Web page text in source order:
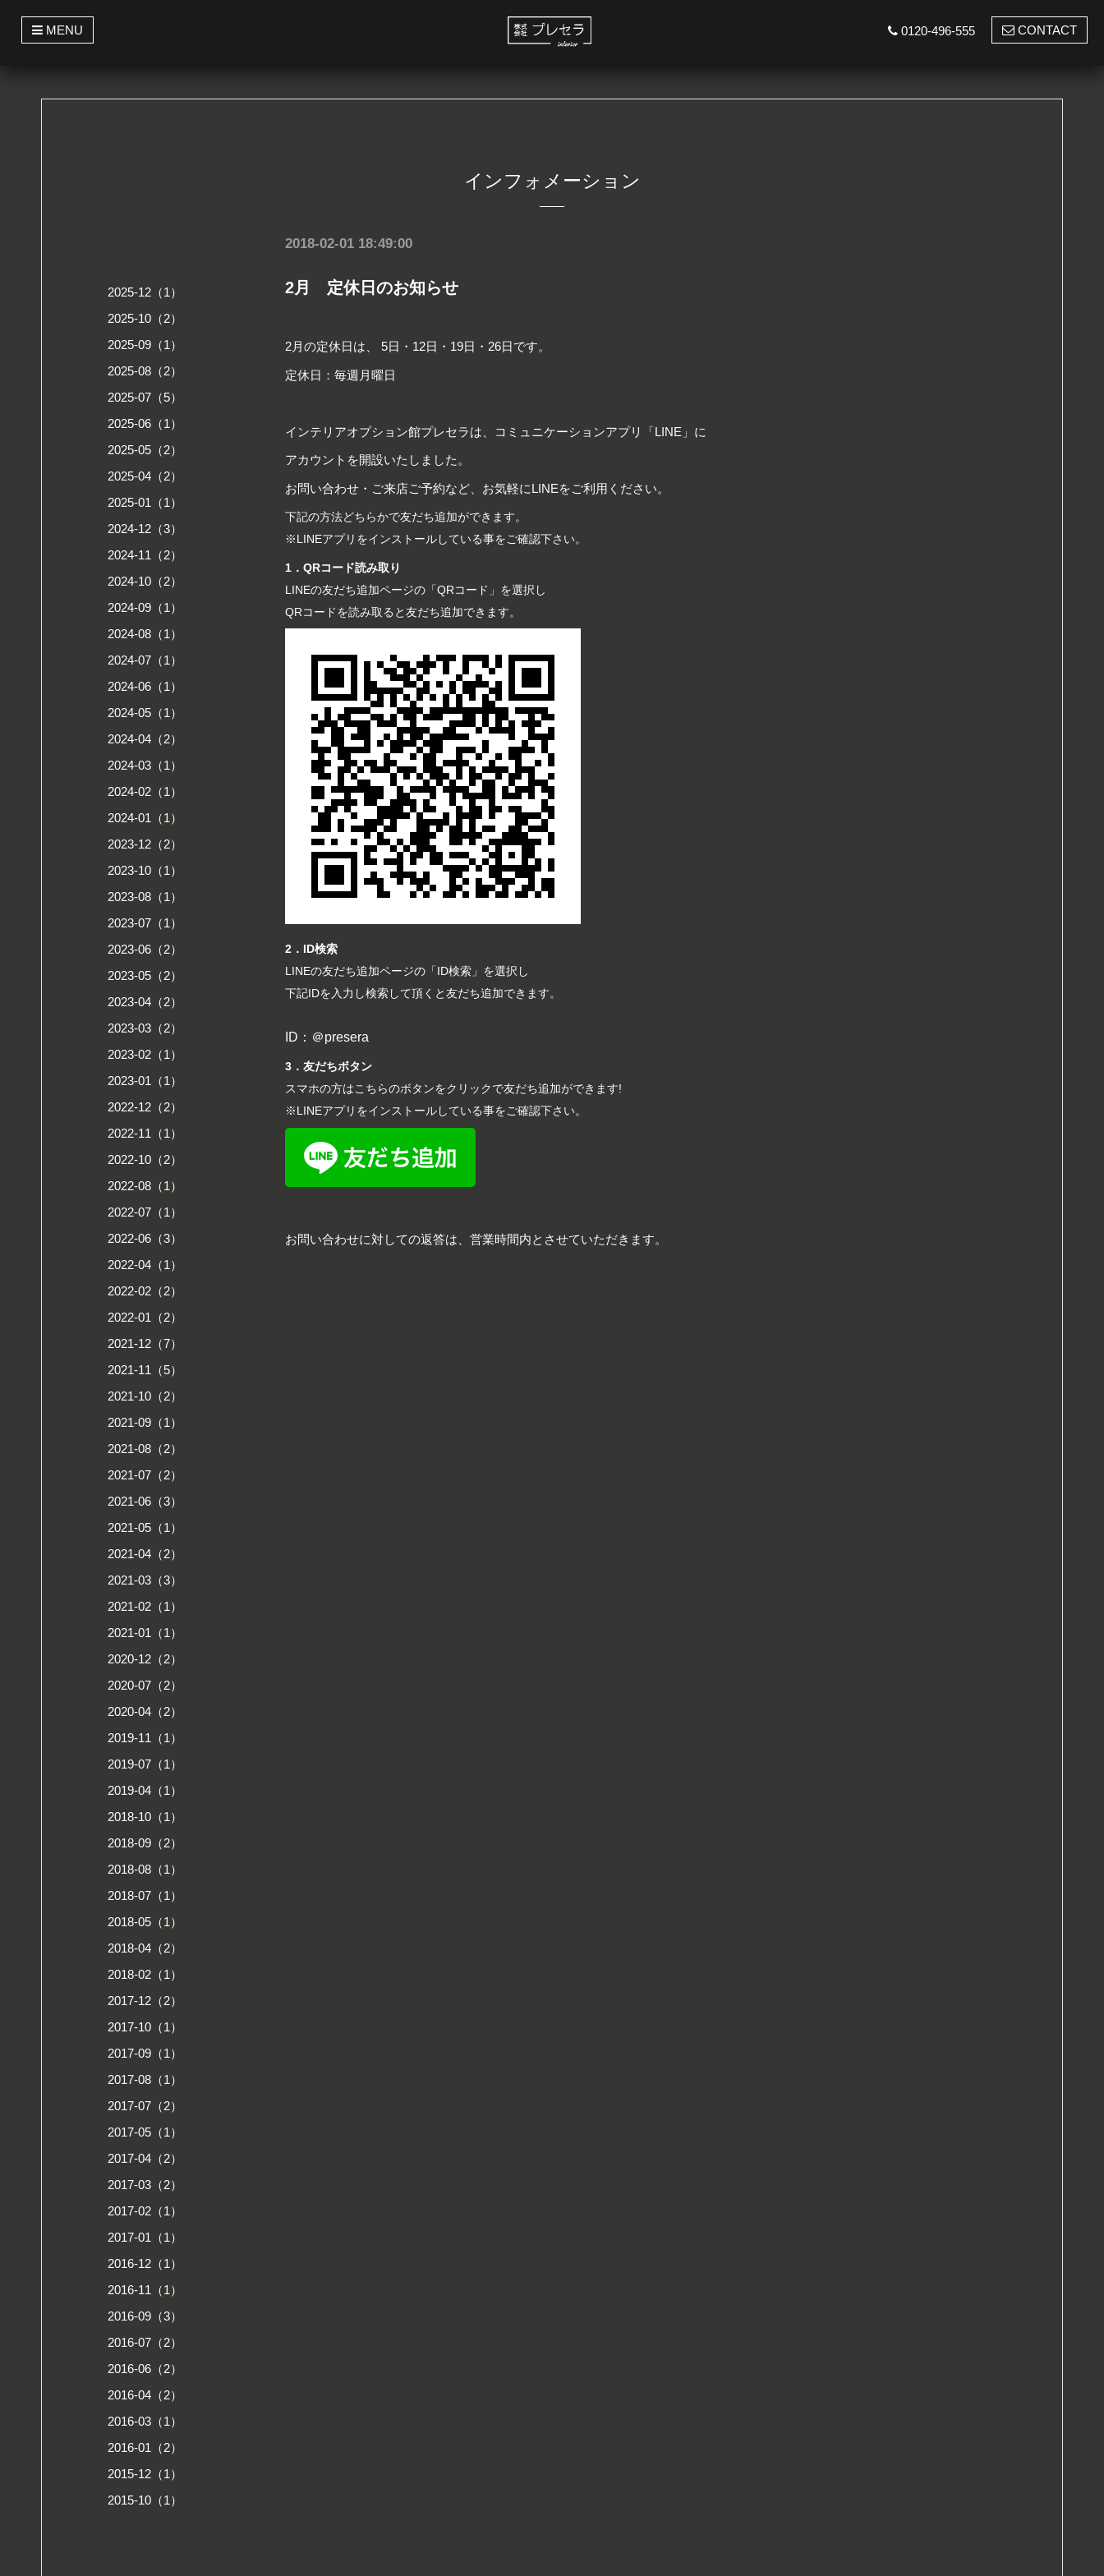
o
MENU 0120-496-555 CONTACT
インフォメーション
2018-02-01 18:49:00
2月 定休日のお知らせ
2月の定休日は、 5日・12日・19日・26日です。
定休日：毎週月曜日
インテリアオプション館プレセラは、コミュニケーションアプリ「LINE」に
アカウントを開設いたしました。
お問い合わせ・ご来店ご予約など、お気軽にLINEをご利用ください。
下記の方法どちらかで友だち追加ができます。
※LINEアプリをインストールしている事をご確認下さい。
1．QRコード読み取り
LINEの友だち追加ページの「QRコード」を選択し
QRコードを読み取ると友だち追加できます。
2．ID検索
LINEの友だち追加ページの「ID検索」を選択し
下記IDを入力し検索して頂くと友だち追加できます。
ID：＠presera
3．友だちボタン
スマホの方はこちらのボタンをクリックで友だち追加ができます!
※LINEアプリをインストールしている事をご確認下さい。
お問い合わせに対しての返答は、営業時間内とさせていただきます。
2025-12（1）
2025-10（2）
2025-09（1）
2025-08（2）
2025-07（5）
2025-06（1）
2025-05（2）
2025-04（2）
2025-01（1）
2024-12（3）
2024-11（2）
2024-10（2）
2024-09（1）
2024-08（1）
2024-07（1）
2024-06（1）
2024-05（1）
2024-04（2）
2024-03（1）
2024-02（1）
2024-01（1）
2023-12（2）
2023-10（1）
2023-08（1）
2023-07（1）
2023-06（2）
2023-05（2）
2023-04（2）
2023-03（2）
2023-02（1）
2023-01（1）
2022-12（2）
2022-11（1）
2022-10（2）
2022-08（1）
2022-07（1）
2022-06（3）
2022-04（1）
2022-02（2）
2022-01（2）
2021-12（7）
2021-11（5）
2021-10（2）
2021-09（1）
2021-08（2）
2021-07（2）
2021-06（3）
2021-05（1）
2021-04（2）
2021-03（3）
2021-02（1）
2021-01（1）
2020-12（2）
2020-07（2）
2020-04（2）
2019-11（1）
2019-07（1）
2019-04（1）
2018-10（1）
2018-09（2）
2018-08（1）
2018-07（1）
2018-05（1）
2018-04（2）
2018-02（1）
2017-12（2）
2017-10（1）
2017-09（1）
2017-08（1）
2017-07（2）
2017-05（1）
2017-04（2）
2017-03（2）
2017-02（1）
2017-01（1）
2016-12（1）
2016-11（1）
2016-09（3）
2016-07（2）
2016-06（2）
2016-04（2）
2016-03（1）
2016-01（2）
2015-12（1）
2015-10（1）